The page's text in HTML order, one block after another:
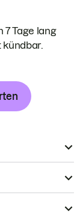
7 Tage lang
kündbar.